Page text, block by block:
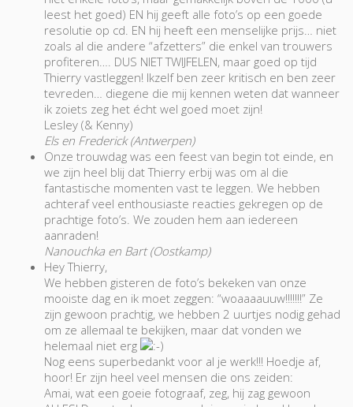
leest het goed) EN hij geeft alle foto’s op een goede
resolutie op cd. EN hij heeft een menselijke prijs… niet
zoals al die andere “afzetters” die enkel van trouwers
profiteren…. DUS NIET TWIJFELEN, maar goed op tijd
Thierry vastleggen! Ikzelf ben zeer kritisch en ben zeer
tevreden… diegene die mij kennen weten dat wanneer
ik zoiets zeg het écht wel goed moet zijn!
Lesley (& Kenny)
Els en Frederick (Antwerpen)
Onze trouwdag was een feest van begin tot einde, en
we zijn heel blij dat Thierry erbij was om al die
fantastische momenten vast te leggen. We hebben
achteraf veel enthousiaste reacties gekregen op de
prachtige foto’s. We zouden hem aan iedereen
aanraden!
Nanouchka en Bart (Oostkamp)
Hey Thierry,
We hebben gisteren de foto’s bekeken van onze
mooiste dag en ik moet zeggen: “woaaaauuw!!!!!!!” Ze
zijn gewoon prachtig, we hebben 2 uurtjes nodig gehad
om ze allemaal te bekijken, maar dat vonden we
helemaal niet erg
Nog eens superbedankt voor al je werk!!! Hoedje af,
hoor! Er zijn heel veel mensen die ons zeiden:
Amai, wat een goeie fotograaf, zeg, hij zag gewoon